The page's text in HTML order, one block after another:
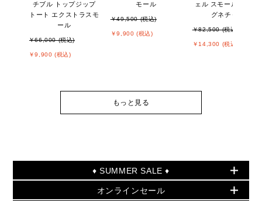
チブル トップジップ
トート エクストラスモ
ール
￥66,000 (税込)
￥9,900 (税込)
モール
￥49,500 (税込)
￥9,900 (税込)
ェル スモール - MKシ
グネチャー
￥82,500 (税込)
￥14,300 (税込)
もっと見る
♦ SUMMER SALE ♦
セールおすすめアイテム
オンラインセール